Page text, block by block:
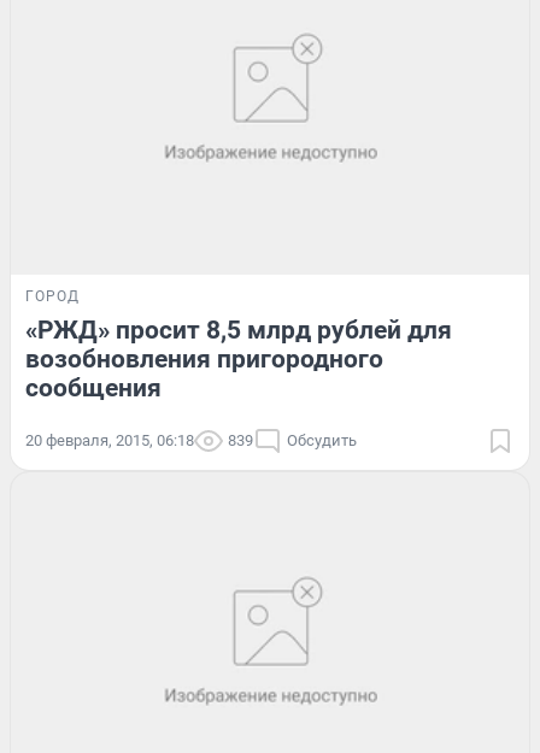
ГОРОД
«РЖД» просит 8,5 млрд рублей для
возобновления пригородного
сообщения
20 февраля, 2015, 06:18 839 Обсудить